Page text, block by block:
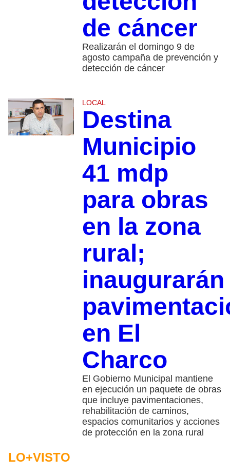
de cáncer
Realizarán el domingo 9 de
agosto campaña de prevención y
detección de cáncer
LOCAL
Destina
Municipio
41 mdp
para obras
en la zona
rural;
inaugurarán
en El
Charco
El Gobierno Municipal mantiene
en ejecución un paquete de obras
que incluye pavimentaciones,
rehabilitación de caminos,
espacios comunitarios y acciones
de protección en la zona rural
LO+VISTO